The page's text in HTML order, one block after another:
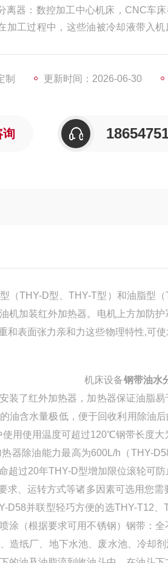
离器：数控加工中心机床，CNC车
加工过程中，这些油被冷却液带入
制
更新时间：2026-06-30
询
（THY-D型、THY-T型）和油脂型（
机加装红外加热器。电机上方加防
和表面张力亲和力这些物理特性,可
备钢带油水
装了红外加热器，加热器保证油脂
油含水量极低，便于回收利用除油
用使用温度可超过120℃钢带长度大
器除油能力最高为600L/h （THY-
超过20年THY-D型增加限位滚轮可
、运转方式等诸多因素可选用您需
D58并联型轻巧方便的选THY-T12 、
涂（根据要求可用不锈钢）钢带：
造纸厂、地下水池、废水池、冷却